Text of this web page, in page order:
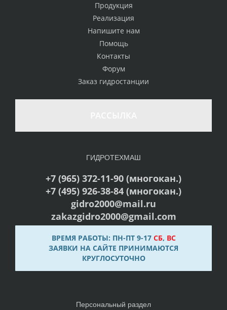
Продукция
Реализация
Напишите нам
Помощь
Контакты
Форум
Заказ гидростанции
ГИДРОТЕХМАШ
+7 (965) 372-11-90 (многокан.)
+7 (495) 926-38-84 (многокан.)
gidro2000@mail.ru
zakazgidro2000@gmail.com
ВРЕМЯ РАБОТЫ: ПН-ПТ 9-17 СБ, ВС
ЗАЯВКИ НА САЙТЕ ПРИНИМАЮТСЯ
КРУГЛОСУТОЧНО
Персональный раздел